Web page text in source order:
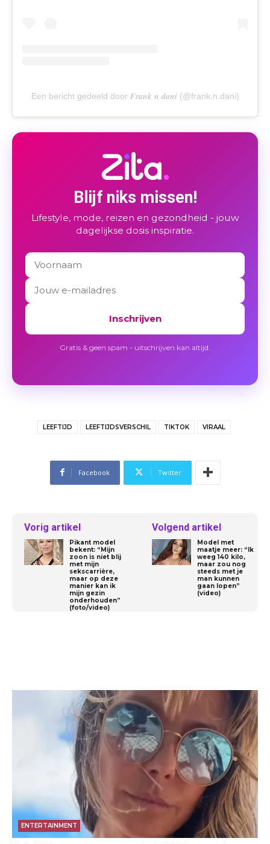
Een bericht gedeeld door 𝑭𝒓𝒂𝒏𝒌 𝒏 𝒅𝒂𝒏𝒊 (@frank.n.dani)
Blijf niks missen!
Lifestyle, mode, reizen en gezondheid - jouw
dagelijkse dosis inspiratie.
Inschrijven
Gratis & geen spam - uitschrijven kan altijd.
LEEFTIJD LEEFTIJDSVERSCHIL TIKTOK VIRAAL
Facebook Twitter
Vorig artikel
Pikant model
bekent: “Mijn
zoon is niet blij
met mijn
sekscarrière,
maar op deze
manier kan ik
mijn gezin
onderhouden”
(foto/video)
Volgend artikel
Model met
maatje meer: “Ik
weeg 140 kilo,
maar zou nog
steeds met je
man kunnen
gaan lopen”
(video)
ENTERTAINMENT